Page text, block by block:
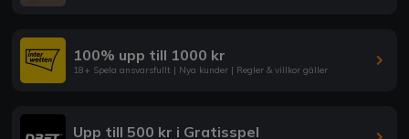
100% upp till 1000 kr
18+ Spela ansvarsfullt | Nya kunder | Regler & villkor gäller
Upp till 500 kr i Gratisspel